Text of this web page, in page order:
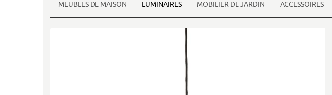
MEUBLES DE MAISON LUMINAIRES MOBILIER DE JARDIN ACCESSOIRES